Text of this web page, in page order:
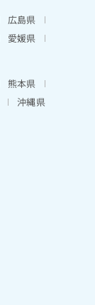
広島県
愛媛県
熊本県
沖縄県